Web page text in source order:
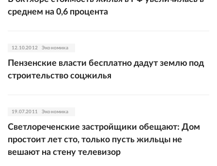
среднем на 0,6 процента
12.10.2012 Экономика
Пензенские власти бесплатно дадут землю под
строительство соцжилья
19.07.2011 Экономика
Светлореченские застройщики обещают: Дом
простоит лет сто, только пусть жильцы не
вешают на стену телевизор